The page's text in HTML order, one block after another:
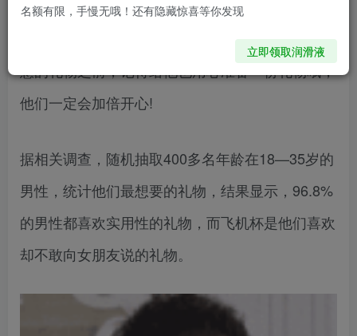
七夕马上要到了，小仙女们在期待收到男生充满爱
意的礼物之前，记得给他也用心准备一份礼物哦，
他们一定会加倍开心!
据相关调查，随机抽取400多名年龄在18—35岁的
男性，统计他们最想要的礼物，结果显示，96.8%
的男性都喜欢实用性的礼物，而飞机杯是他们喜欢
却不敢向女朋友说的礼物。
名额有限，手慢无哦！还有隐藏惊喜等你发现
立即领取润滑液